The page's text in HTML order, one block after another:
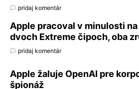
pridaj komentár
Apple pracoval v minulosti na
dvoch Extreme čipoch, oba
pridaj komentár
Apple žaluje OpenAI pre
špionáž